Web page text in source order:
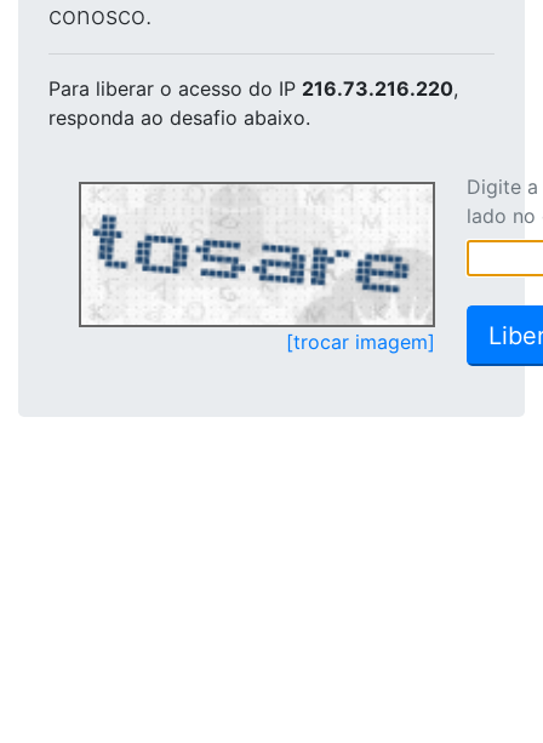
conosco.
Para liberar o acesso do IP 216.73.216.220,
responda ao desafio abaixo.
[trocar imagem]
Digite
lado no